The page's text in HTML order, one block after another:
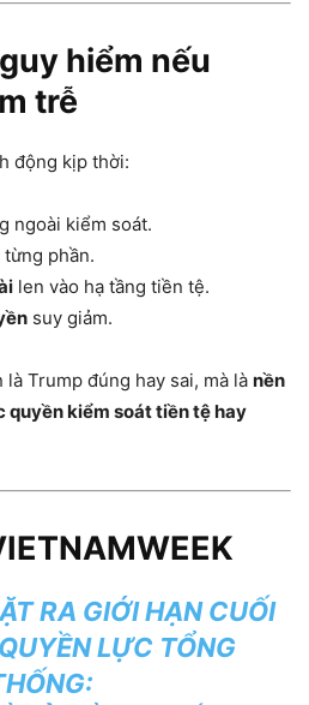
hiểm nếu
trễ
động kịp thời:
ngoài kiểm soát.
phần.
len vào hạ tầng tiền tệ.
suy giảm.
Trump đúng hay sai, mà là nền
kiểm soát tiền tệ hay
RA GIỚI HẠN CUỐI
LỰC TỔNG